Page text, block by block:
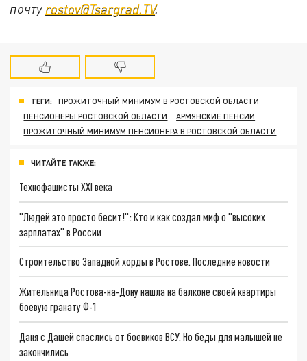
почту rostov@Tsargrad.ТV.
ТЕГИ:
ПРОЖИТОЧНЫЙ МИНИМУМ В РОСТОВСКОЙ ОБЛАСТИ
ПЕНСИОНЕРЫ РОСТОВСКОЙ ОБЛАСТИ
АРМЯНСКИЕ ПЕНСИИ
ПРОЖИТОЧНЫЙ МИНИМУМ ПЕНСИОНЕРА В РОСТОВСКОЙ ОБЛАСТИ
ЧИТАЙТЕ ТАКЖЕ:
Технофашисты XXI века
"Людей это просто бесит!": Кто и как создал миф о "высоких
зарплатах" в России
Строительство Западной хорды в Ростове. Последние новости
Жительница Ростова-на-Дону нашла на балконе своей квартиры
боевую гранату Ф-1
Даня с Дашей спаслись от боевиков ВСУ. Но беды для малышей не
закончились